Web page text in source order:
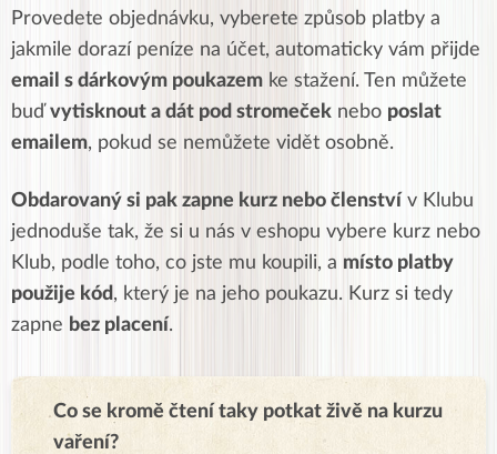
Provedete objednávku, vyberete způsob platby a
jakmile dorazí peníze na účet, automaticky vám přijde
email s dárkovým poukazem ke stažení. Ten můžete
buďvytisknout a dát pod stromeček nebo poslat
emailem, pokud se nemůžete vidět osobně.
Obdarovaný si pak zapne kurz nebo členství v Klubu
jednoduše tak, že si u nás v eshopu vybere kurz nebo
Klub, podle toho, co jste mu koupili, a místo platby
použije kód, který je na jeho poukazu. Kurz si tedy
zapne bez placení.
Co se kromě čtení taky potkat živě na kurzu
vaření?